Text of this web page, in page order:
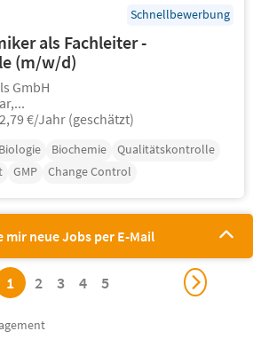
Schnellbewerbung
als Fachleiter -
(m/w/d)
GmbH
€/Jahr (geschätzt)
Biologie Biochemie
Qualitätskontrolle
GMP Change Control
mir neue Jobs per E-Mail
1 2 3 4 5